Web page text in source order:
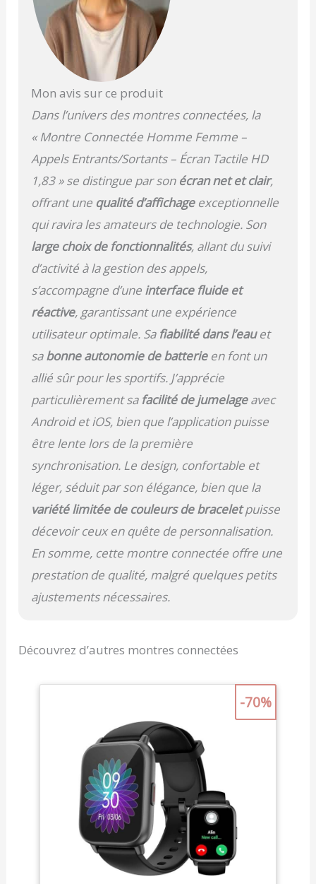
Mon avis sur ce produit
Dans l’univers des montres connectées, la
« Montre Connectée Homme Femme –
Appels Entrants/Sortants – Écran Tactile HD
1,83 » se distingue par son écran net et clair,
offrant une qualité d’affichageexceptionnelle
qui ravira les amateurs de technologie. Son
large choix de fonctionnalités, allant du suivi
d’activité à la gestion des appels,
s’accompagne d’une interface fluide et
réactive, garantissant une expérience
utilisateur optimale. Sa fiabilité dans l’eauet
sabonne autonomie de batterieen font un
allié sûr pour les sportifs. J’apprécie
particulièrement sa facilité de jumelageavec
Android et iOS, bien que l’application puisse
être lente lors de la première
synchronisation. Le design, confortable et
léger, séduit par son élégance, bien que la
variété limitée de couleurs de braceletpuisse
décevoir ceux en quête de personnalisation.
En somme, cette montre connectée offre une
prestation de qualité, malgré quelques petits
ajustements nécessaires.
Découvrez d’autres montres connectées
-70%